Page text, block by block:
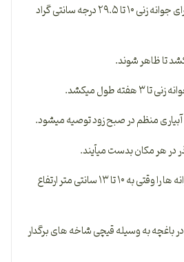
طیف درجه حرارت مطبوع برای جوانه ­زنی ۱۰ تا ۲۹.۵ درجه سانتی گراد
طول می­کشد.
منظم در صبح زود توصیه می­شود.
برای جلوگیری از ازدحام، جوانه ­ها را وقتی به ۱۰ تا ۱۳ سانتی متر ارتفاع
باغچه به وسیله قیچی شاخه­ های برگدار